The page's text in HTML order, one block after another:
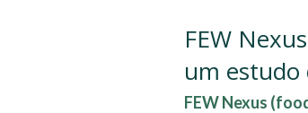
FEW
um estudo
FEW Nexus